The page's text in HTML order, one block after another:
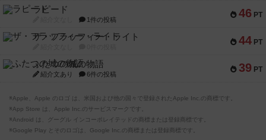
46 PT
ラピード
1件の投稿
44 PT
ザ・フラッフィー・ライト
39 PT
ふたつの城の物語
紹介文あり 6件の投稿
※Apple、Apple のロゴ は、米国および他の国々で登録されたApple Inc.の商標です。
※App Store は、Apple Inc.のサービスマークです。
※Android は、グーグル インコーポレイテッドの商標または登録商標です。
※Google Play とそのロゴは、Google Inc.の商標または登録商標です。